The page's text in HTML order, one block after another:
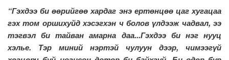
“Гэхдээ би өөрийгөө хардаг энэ ертөнцөө цаг хугацаа
гэх том оршихуйд хэсэгхэн ч болов үлдээж чадвал, ээ
тэгвэл би тайван амарна даа...Гэхдээ би нэг нууц
хэлье. Тэр миний нэртэй чулуун дээр, чимээгүй